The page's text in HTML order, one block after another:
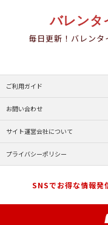
バレンタ
毎日更新！バレンタ
ご利用ガイド
お問い合わせ
サイト運営会社について
プライバシーポリシー
SNSでお得な情報発